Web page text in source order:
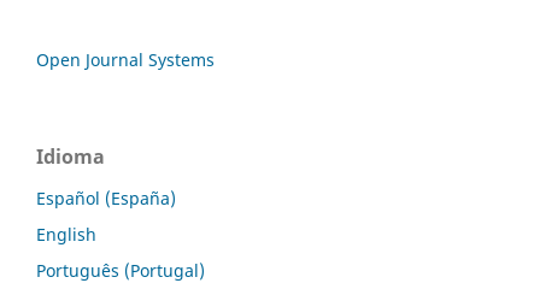
Open Journal Systems
Idioma
Español (España)
English
Português (Portugal)